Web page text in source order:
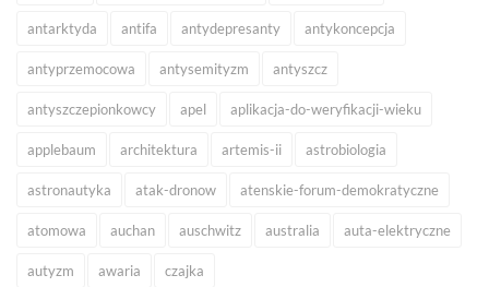
antarktyda antifa antydepresanty antykoncepcja
antyprzemocowa antysemityzm antyszcz
antyszczepionkowcy apel aplikacja-do-weryfikacji-wieku
applebaum architektura artemis-ii astrobiologia
astronautyka atak-dronow atenskie-forum-demokratyczne
atomowa auchan auschwitz australia auta-elektryczne
autyzm awaria czajka